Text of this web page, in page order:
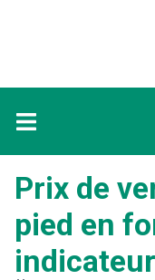
Prix de
pied en